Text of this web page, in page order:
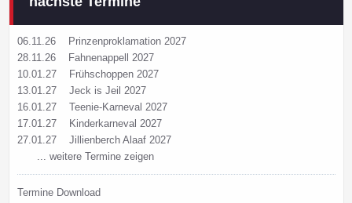
06.11.26
Prinzenproklamation 2027
28.11.26
Fahnenappell 2027
10.01.27
Frühschoppen 2027
13.01.27 Jeck is Jeil 2027
16.01.27 Teenie-Karneval 2027
17.01.27
Kinderkarneval 2027
27.01.27 Jillienberch Alaaf 2027
... weitere Termine zeigen
Termine Download